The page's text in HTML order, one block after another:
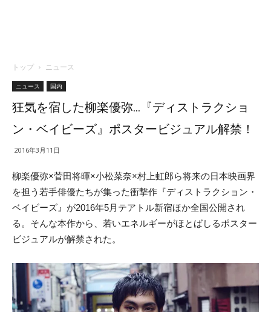
トップ ニュース
ニュース 国内
狂気を宿した柳楽優弥…『ディストラクショ
ン・ベイビーズ』ポスタービジュアル解禁！
2016年3月11日
柳楽優弥×菅田将暉×小松菜奈×村上虹郎ら将来の日本映画界
を担う若手俳優たちが集った衝撃作『ディストラクション・
ベイビーズ』が2016年5月テアトル新宿ほか全国公開され
る。そんな本作から、若いエネルギーがほとばしるポスター
ビジュアルが解禁された。